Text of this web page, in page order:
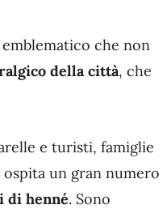
emblematico che non
della città, che
e turisti, famiglie
ospita un gran numero
di henné. Sono